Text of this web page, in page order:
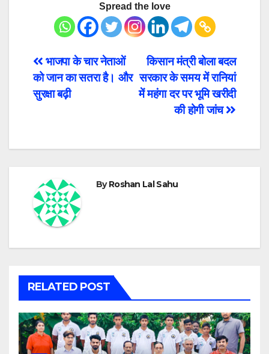
Spread the love
Post
navigation
किसान मंत्री बोला बदल
सरकार के समय में रानियां
में महंगा दर पर भूमि खरीदी
की होगी जांच
भाजपा के चार नेताओं
को जान का सतरा है। और
सुरक्षा बढ़ी
ByRoshan Lal Sahu
RELATED POST